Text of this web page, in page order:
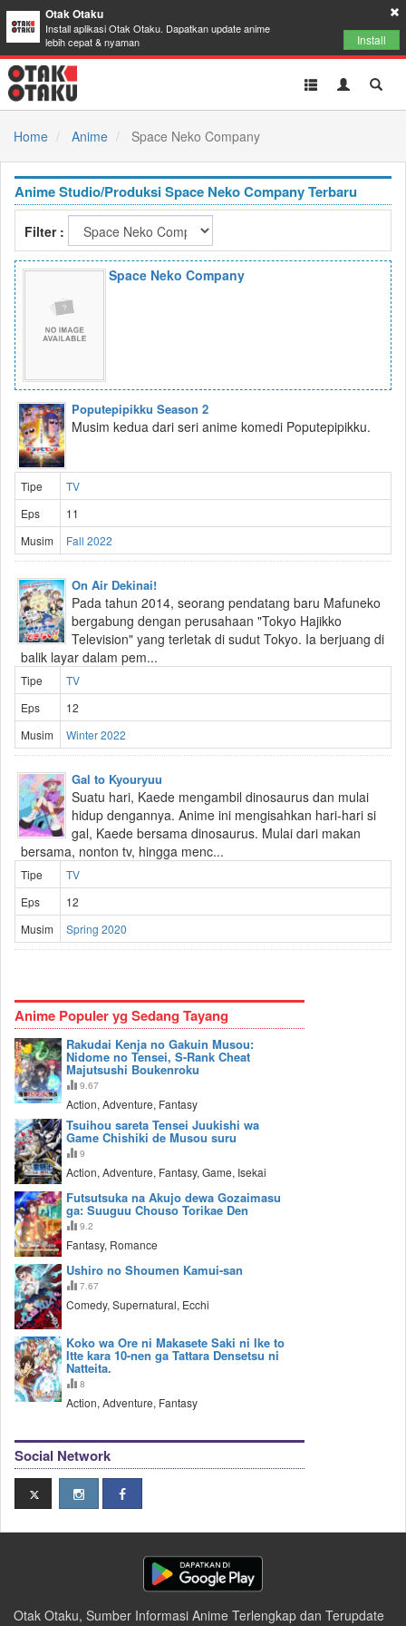
Otak Otaku
Install aplikasi Otak Otaku. Dapatkan update anime
lebih cepat & nyaman
Install
Toggle
Toggle
Home
Anime Space Neko Company
Anime Studio/Produksi Space Neko Company Terbaru
Filter :
Space Neko Company
Poputepipikku Season 2
Musim kedua dari seri anime komedi Poputepipikku.
Tipe
TV
Eps
11
Musim
Fall 2022
On Air Dekinai!
Pada tahun 2014, seorang pendatang baru Mafuneko
bergabung dengan perusahaan "Tokyo Hajikko
Television" yang terletak di sudut Tokyo. Ia berjuang di
balik layar dalam pem...
Tipe
TV
Eps
12
Musim
Winter 2022
Gal to Kyouryuu
Suatu hari, Kaede mengambil dinosaurus dan mulai
hidup dengannya. Anime ini mengisahkan hari-hari si
gal, Kaede bersama dinosaurus. Mulai dari makan
bersama, nonton tv, hingga menc...
Tipe
TV
Eps
12
Musim
Spring 2020
Anime Populer yg Sedang Tayang
Rakudai Kenja no Gakuin Musou:
Nidome no Tensei, S-Rank Cheat
Majutsushi Boukenroku
9.67
Action, Adventure, Fantasy
Tsuihou sareta Tensei Juukishi wa
Game Chishiki de Musou suru
9
Action, Adventure, Fantasy, Game, Isekai
Futsutsuka na Akujo dewa Gozaimasu
ga: Suuguu Chouso Torikae Den
9.2
Fantasy, Romance
Ushiro no Shoumen Kamui-san
7.67
Comedy, Supernatural, Ecchi
Koko wa Ore ni Makasete Saki ni Ike to
Itte kara 10-nen ga Tattara Densetsu ni
Natteita.
8
Action, Adventure, Fantasy
Social Network
Otak Otaku, Sumber Informasi Anime Terlengkap dan Terupdate